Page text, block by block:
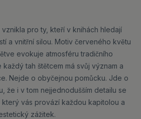
vznikla pro ty, kteří v knihách hledají
a vnitřní silou. Motiv červeného květu
evokuje atmosféru tradičního
tah štětcem má svůj význam a
Nejde o obyčejnou pomůcku. Jde o
že i v tom nejjednodušším detailu se
vás provází každou kapitolou a
zážitek.